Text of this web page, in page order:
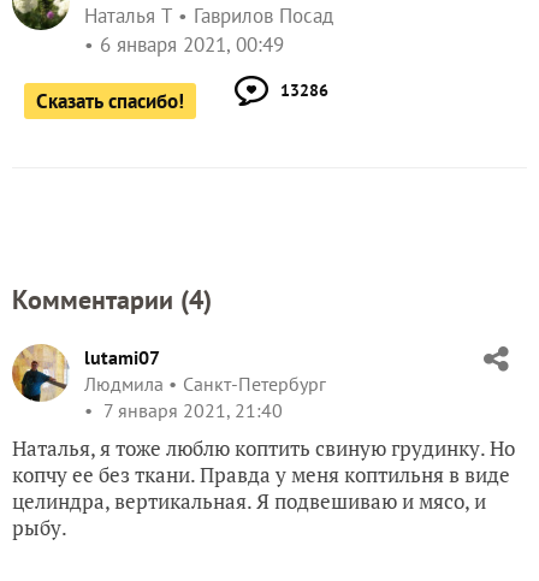
Наталья Т
Гаврилов Посад
6 января 2021, 00:49
Сказать спасибо! 13286
Комментарии (4)
lutami07
Людмила
Санкт-Петербург
7 января 2021, 21:40
Наталья, я тоже люблю коптить свиную грудинку. Но
копчу ее без ткани. Правда у меня коптильня в виде
целиндра, вертикальная. Я подвешиваю и мясо, и
рыбу.